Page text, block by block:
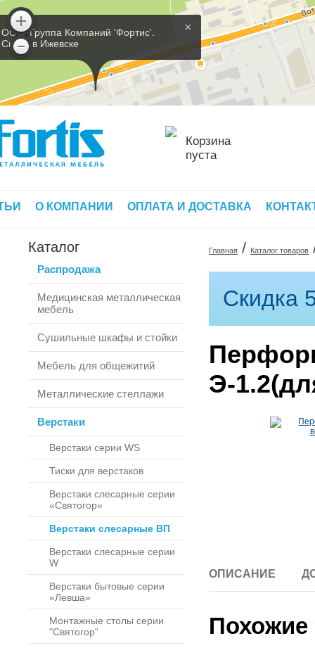
×
ООО 'Группа Компаний 'Фортис'.
Склад в Ижевске
Корзина
пуста
О КОМПАНИИ ОПЛАТА И ДОСТАВКА
Каталог
Распродажа
Медицинская металлическая
мебель
Сушильные шкафы и стойки
Мебель для общежитий
Металлические стеллажи
Верстаки
Верстаки серии WS
Тиски для верстаков
Верстаки слесарные серии
«Святогор»
Верстаки слесарные ВП
Верстаки слесарные серии
W
Верстаки бытовые серии
«Левша»
Монтажные столы серии
"Святогор"
Главная / Каталог товаров
Скидка
Э-
ОПИСАНИЕ